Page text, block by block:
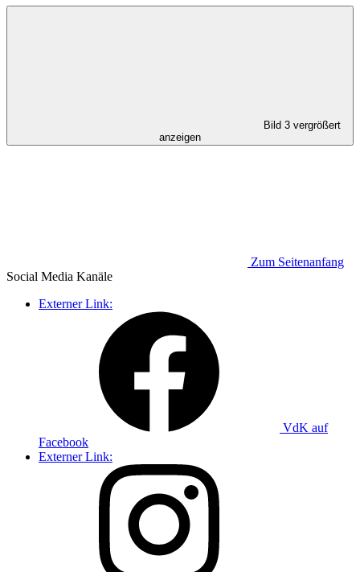
Bild 3 vergrößert
anzeigen
Zum Seitenanfang
Social Media Kanäle
Externer Link:
VdK auf
Facebook
Externer Link: